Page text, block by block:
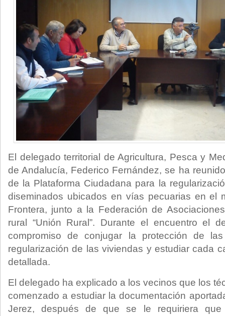
El delegado territorial de Agricultura, Pesca y
de Andalucía, Federico Fernández, se ha
de la Plataforma Ciudadana para la
diseminados ubicados en vías pecuarias en el
Frontera, junto a la Federación de
rural “Unión Rural”. Durante el encuentro el
compromiso de conjugar la protección de
regularización de las viviendas y estudiar cada
detallada.
El delegado ha explicado a los vecinos que los
comenzado a estudiar la documentación
Jerez, después de que se le requiriera que